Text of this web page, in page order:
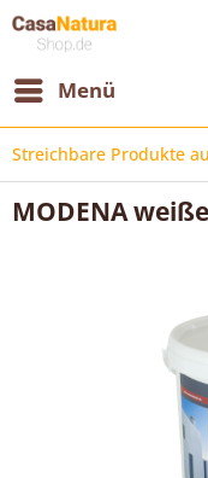
Menü
Streichbare Produkte
MODENA